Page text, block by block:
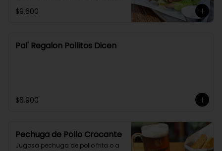
acompañado de Papas Fritas y
$9.600
Pal' Regalon Pollitos Dicen
$6.900
Pechuga de Pollo Crocante
Jugosa pechuga de pollo frita o a